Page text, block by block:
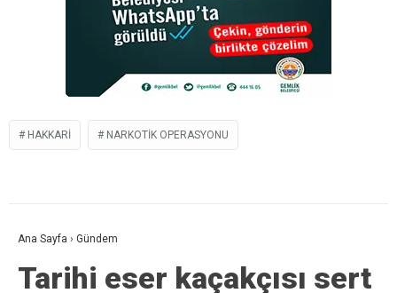
HAKKARI NARKOTIK OPERASYONU
Ana Sayfa › Gündem
Tarihi eser kaçakçısı sert